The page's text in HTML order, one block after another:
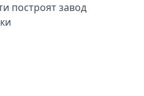
построят завод